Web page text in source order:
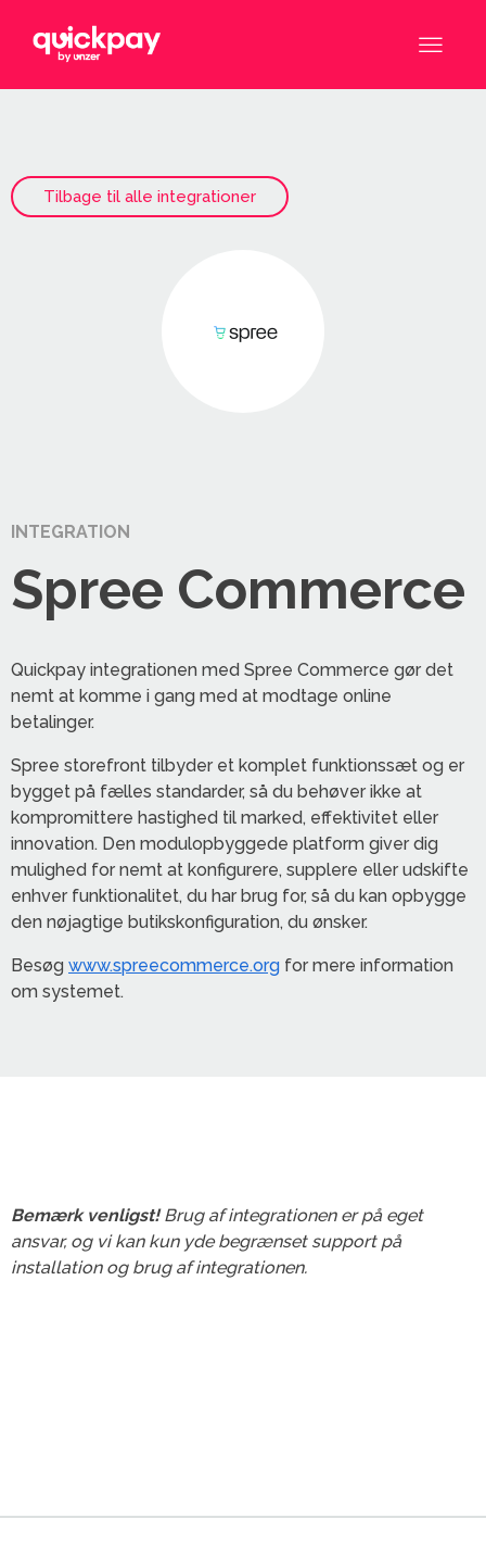
Tilbage til alle integrationer
INTEGRATION
Spree Commerce
Quickpay integrationen med Spree Commerce gør det
nemt at komme i gang med at modtage online
betalinger.
Spree storefront tilbyder et komplet funktionssæt og er
bygget på fælles standarder, så du behøver ikke at
kompromittere hastighed til marked, effektivitet eller
innovation. Den modulopbyggede platform giver dig
mulighed for nemt at konfigurere, supplere eller udskifte
enhver funktionalitet, du har brug for, så du kan opbygge
den nøjagtige butikskonfiguration, du ønsker.
Besøg www.spreecommerce.org for mere information
om systemet.
Bemærk venligst!Brug af integrationen er på eget
ansvar, og vi kan kun yde begrænset support på
installation og brug af integrationen.